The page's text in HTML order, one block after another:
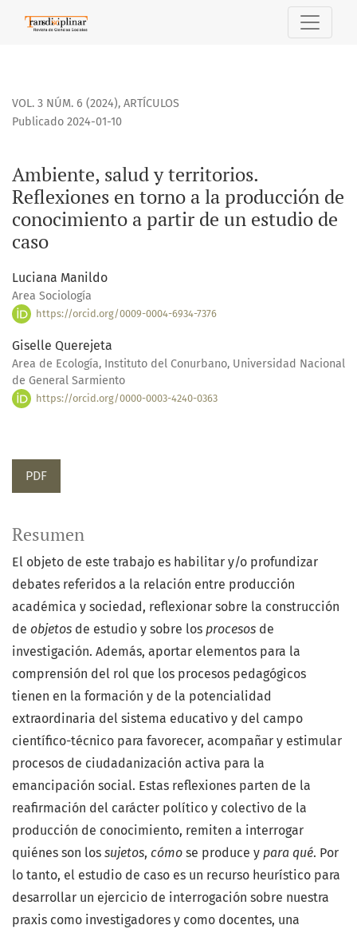
Ambiente, salud y territorios. Reflexiones en torno a la
VOL. 3 NÚM. 6 (2024), ARTÍCULOS
Ambiente, salud y territorios.
Reflexiones en torno a la producción de
conocimiento a partir de un estudio de
caso
Publicado 2024-01-10
Luciana Manildo
Area Sociología
https://orcid.org/0009-0004-6934-7376
Giselle Querejeta
Area de Ecología, Instituto del Conurbano, Universidad Nacional
de General Sarmiento
https://orcid.org/0000-0003-4240-0363
PDF
Resumen
El objeto de este trabajo es habilitar y/o profundizar
debates referidos a la relación entre producción
académica y sociedad, reflexionar sobre la construcción
de objetos de estudio y sobre los procesos de
investigación. Además, aportar elementos para la
comprensión del rol que los procesos pedagógicos
tienen en la formación y de la potencialidad
extraordinaria del sistema educativo y del campo
científico-técnico para favorecer, acompañar y estimular
procesos de ciudadanización activa para la
emancipación social. Estas reflexiones parten de la
reafirmación del carácter político y colectivo de la
producción de conocimiento, remiten a interrogar
quiénes son los sujetos, cómo se produce y para qué. Por
lo tanto, el estudio de caso es un recurso heurístico para
desarrollar un ejercicio de interrogación sobre nuestra
praxis como investigadores y como docentes, una